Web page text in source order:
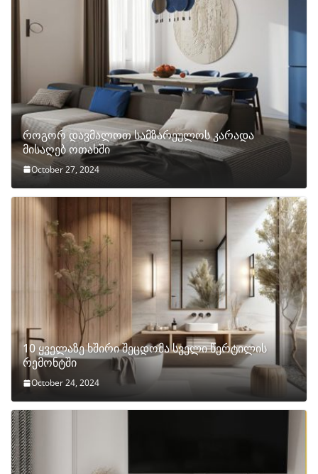
როგორ დავმალოთ სამზარეულოს კარადა
მისაღებ ოთახში
October 27, 2024
10 ყველაზე ხშირი შეცდომა სველი წერტილის
რემონტში
October 24, 2024